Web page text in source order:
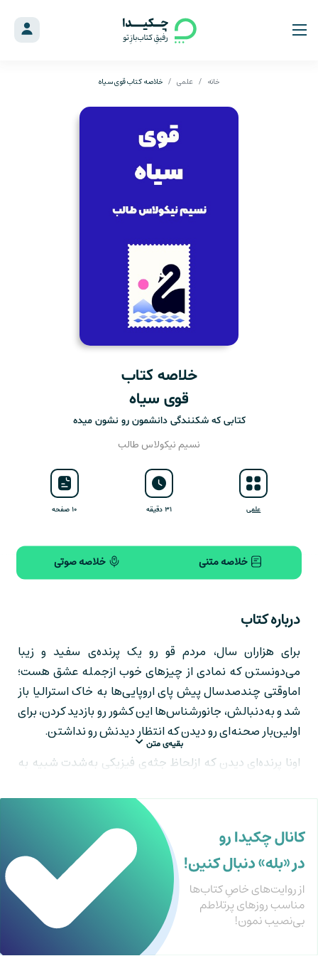
خانه علمی خلاصه کتاب قوی سیاه
خلاصه کتاب
قوی سیاه
کتابی که شکنندگی دانشمون رو نشون میده
نسیم نیکولاس طالب
علمی ۳۱ دقیقه ۱۰ صفحه
خلاصه متنی خلاصه صوتی
درباره کتاب
برای هزاران سال، مردم قو رو یک پرنده‌ی سفید و زیبا
می‌دونستن که نمادی از چیزهای خوب ازجمله عشق هست؛
اماوقتی چندصدسال‌ پیش پای اروپایی‌ها به خاک استرالیا باز
شد و به‌دنبالش، جانورشناس‌ها این کشور رو بازدید کردن، برای
اولین‌بار صحنه‌ای رو دیدن که انتظار دیدنش رو نداشتن.
اونا پرنده‌ای دیدن که ازلحاظ جثه‌ی فیزیکی به‌شدت شبیه به
برای اولین‌بار قوی سیاه رو دیده بودن.
این رویداد باوری که هزاران‌سال از قو در ذهن مردم وجود داشت
رو به‌کلی نقض می‌کرد.
نسیم نیکولاس طالببا اشاره به این داستان در خلاصه کتاب
قوی سیاه، شکنندگیِ دانش ما رو نمایان می‌کنه و نشون میده
که آموختنِ ما از تجربیات و مشاهدات با چه محدودیت‌های
شدیدی روبه‌رو هست. تنها یه مشاهده کافی‌ست تا گزاره‌ای
بقیه‌ی متن